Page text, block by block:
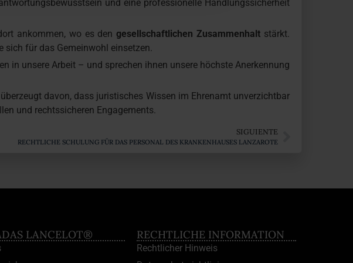
und eine professionelle Handlungssicherheit
ankommen, wo es den gesellschaftlichen Zusammenhalt stärkt.
sich für das Gemeinwohl einsetzen.
in unsere Arbeit – und sprechen ihnen unsere höchste Anerkennung
davon, dass juristisches Wissen im Ehrenamt unverzichtbar
und rechtssicheren Engagements.
SIGUIENTE
RECHTLICHE SCHULUNG FÜR DAS PERSONAL DES KRANKENHAUSES LANZAROTE
LANCELOT® RECHTLICHE INFORMATION
Rechtlicher Hinweis